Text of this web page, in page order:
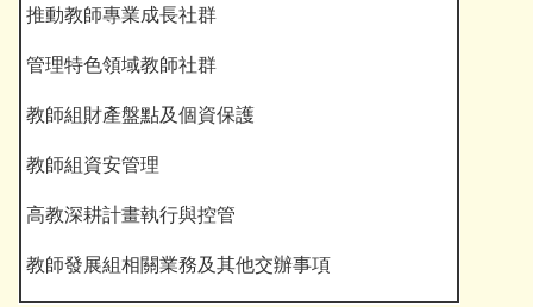
推動教師專業成長社群
管理特色領域教師社群
教師組財產盤點及個資保護
教師組資安管理
高教深耕計畫執行與控管
教師發展組相關業務及其他交辦事項